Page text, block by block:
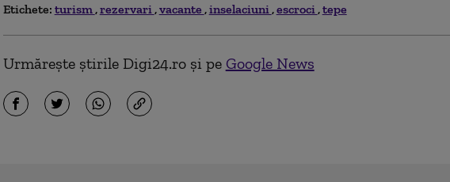
Etichete: turism rezervari vacante inselaciuni escroci tepe
Urmărește știrile Digi24.ro și pe Google News